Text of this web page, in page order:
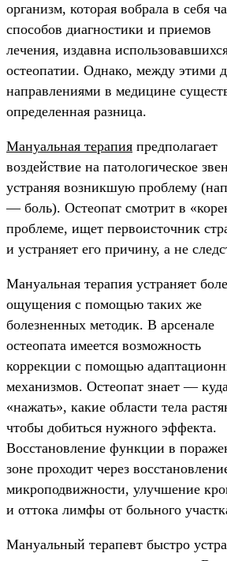
организм, которая вобрала в себя
способов диагностики и приемов
лечения, издавна
остеопатии. Однако, между этими
направлениями в медицине
определенная разница.
Мануальная терапия предполагает
воздействие на патологическое
устраняя возникшую проблему
— боль). Остеопат смотрит в
проблеме, ищет первоисточник
и устраняет его причину, а не
Мануальная терапия устраняет
ощущения с помощью таких же
болезненных методик. В арсенале
остеопата имеется возможность
коррекции с помощью
механизмов. Остеопат знает —
«нажать», какие области тела
чтобы добиться нужного эффекта.
Восстановление функции в
зоне проходит через
микроподвижности, улучшение
и оттока лимфы от больного
Мануальный терапевт быстро